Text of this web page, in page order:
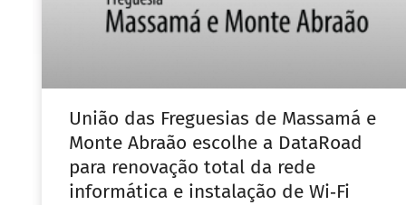
União das Freguesias de Massamá e
Monte Abraão escolhe a DataRoad
para renovação total da rede
informática e instalação de Wi‑Fi